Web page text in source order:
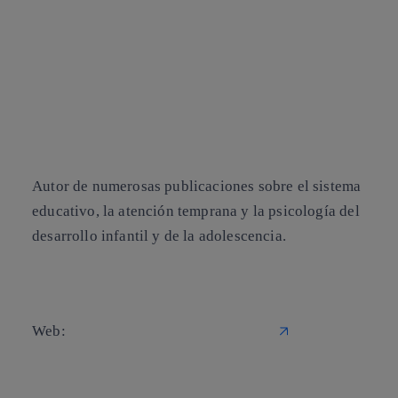
Autor de numerosas publicaciones sobre el sistema
educativo, la atención temprana y la psicología del
desarrollo infantil y de la adolescencia.
Web: